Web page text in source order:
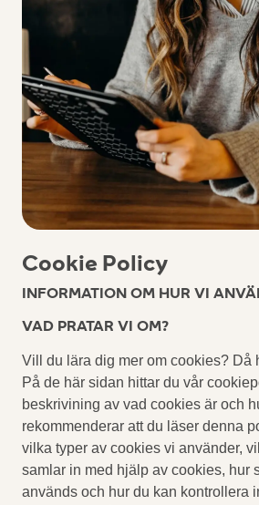
Cookie Policy
INFORMATION OM HUR VI
VAD PRATAR VI OM?
Vill du lära dig mer om cookies? Då
På de här sidan hittar du vår
beskrivining av vad cookies är och
rekommenderar att du läser denna
vilka typer av cookies vi använder,
samlar in med hjälp av cookies, hur
används och hur du kan kontrollera